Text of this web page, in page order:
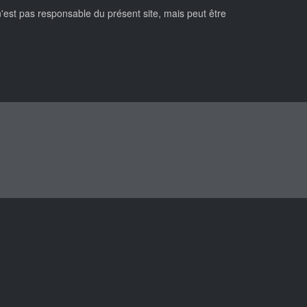
pas responsable du présent site, mais peut être